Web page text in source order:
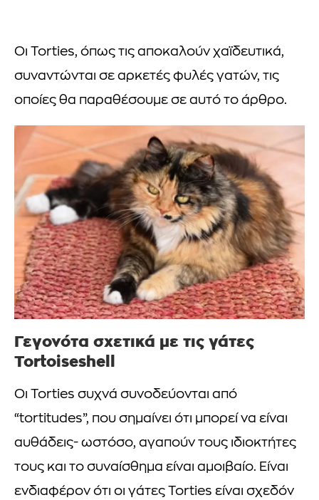
Οι Torties, όπως τις αποκαλούν χαϊδευτικά,
συναντώνται σε αρκετές φυλές γατών, τις
οποίες θα παραθέσουμε σε αυτό το άρθρο.
Γεγονότα σχετικά με τις γάτες
Tortoiseshell
Οι Torties συχνά συνοδεύονται από
“tortitudes”, που σημαίνει ότι μπορεί να είναι
αυθάδεις- ωστόσο, αγαπούν τους ιδιοκτήτες
τους και το συναίσθημα είναι αμοιβαίο. Είναι
ενδιαφέρον ότι οι γάτες Torties είναι σχεδόν